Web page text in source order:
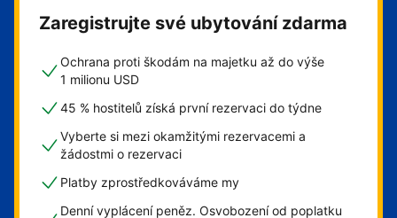
Zaregistrujte své ubytování zdarma
Ochrana proti škodám na majetku až do výše
1 milionu USD
45 % hostitelů získá první rezervaci do týdne
Vyberte si mezi okamžitými rezervacemi a
žádostmi o rezervaci
Platby zprostředkováváme my
Denní vyplácení peněz. Osvobození od poplatku